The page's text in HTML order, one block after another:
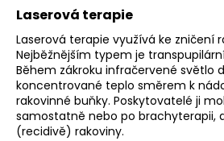
Laserová terapie
Laserová terapie využívá ke zničení
Nejběžnějším typem je
Během zákroku infračervené světlo
koncentrované teplo směrem k
rakovinné buňky. Poskytovatelé ji
samostatně nebo po brachyterapii,
(recidivě) rakoviny.